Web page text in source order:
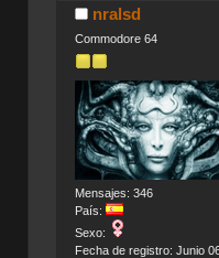
nralsd
Commodore 64
Mensajes: 346
País:
Sexo:
Fecha de registro: Junio